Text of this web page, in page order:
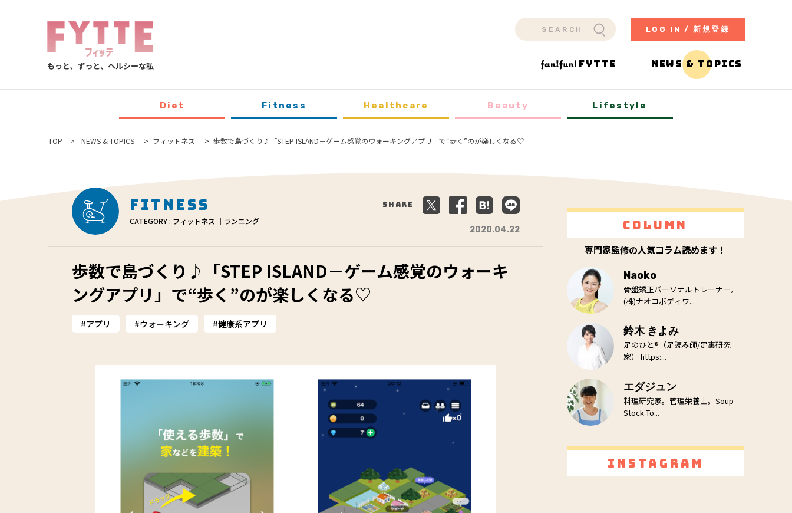
LOG IN / 新規登録
FYTTE NEWS & TOPICS
Diet Fitness Healthcare Beauty Lifestyle
TOP NEWS & TOPICS フィットネス 歩数で島づくり♪「STEP ISLAND－ゲーム感覚のウォーキングアプリ」で“歩く”のが楽しくなる♡
Fitness
CATEGORY : フィットネス ｜ランニング
2020.04.22
歩数で島づくり♪「STEP ISLAND－ゲーム感覚のウォーキ
ングアプリ」で“歩く”のが楽しくなる♡
アプリ ウォーキング 健康系アプリ
Share
Column
専門家監修の人気コラム読めます！
Naoko
骨盤矯正パーソナルトレーナー。
(株)ナオコボディワ...
鈴木 きよみ
足のひと®（足読み師/足裏研究
家） https:...
エダジュン
料理研究家。管理栄養士。Soup
Stock To...
Instagram